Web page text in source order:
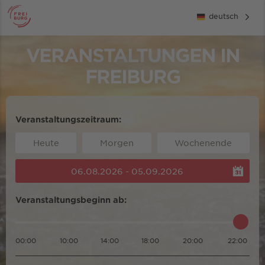
deutsch
VERANSTALTUNGEN IN
FREIBURG
Veranstaltungszeitraum:
Heute Morgen Wochenende
06.08.2026 - 05.09.2026
Veranstaltungsbeginn ab:
00:00 10:00 14:00 18:00 20:00 22:00